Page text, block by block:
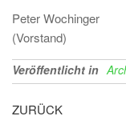
Peter Wochinger
(Vorstand)
Veröffentlicht in
Vorheriger
ZURÜCK